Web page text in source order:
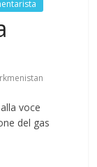
voce
del gas